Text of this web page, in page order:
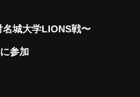
名城大学LIONS戦〜
参加